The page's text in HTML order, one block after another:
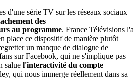
d'une série TV sur les réseaux sociaux
des
au programme. France Télévisions l'a
place ce dispositif de manière plutôt
un manque de dialogue de
sur Facebook, qui ne s'implique pas
salue l'interactivité du compte
qui nous immerge réellement dans sa